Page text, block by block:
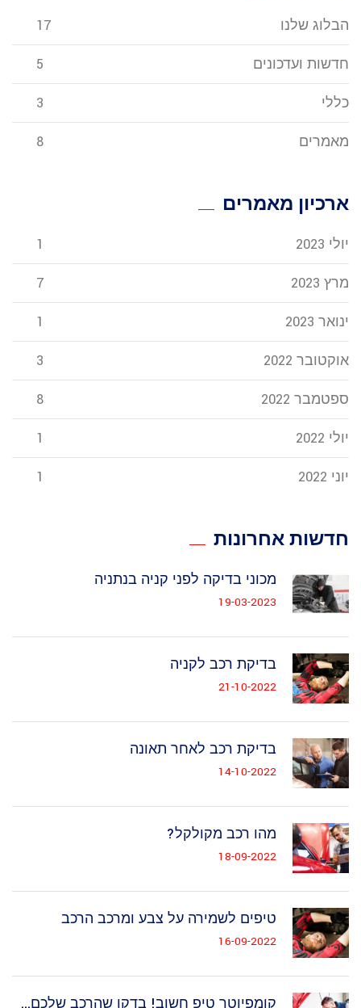
הבלוג שלנו 17
חדשות ועדכונים 5
כללי 3
מאמרים 8
ארכיון מאמרים
יולי 2023 1
מרץ 2023 7
ינואר 2023 1
אוקטובר 2022 3
ספטמבר 2022 8
יולי 2022 1
יוני 2022 1
חדשות אחרונות
מכוני בדיקה לפני קניה בנתניה
19-03-2023
בדיקת רכב לקניה
21-10-2022
בדיקת רכב לאחר תאונה
14-10-2022
מהו רכב מקולקל?
18-09-2022
טיפים לשמירה על צבע ומרכב הרכב
16-09-2022
קומפיוטר טיפ חשוב! בדקו שהרכב שלכם...